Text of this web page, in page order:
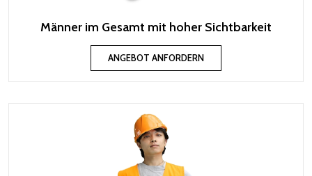
Männer im Gesamt mit hoher Sichtbarkeit
ANGEBOT ANFORDERN